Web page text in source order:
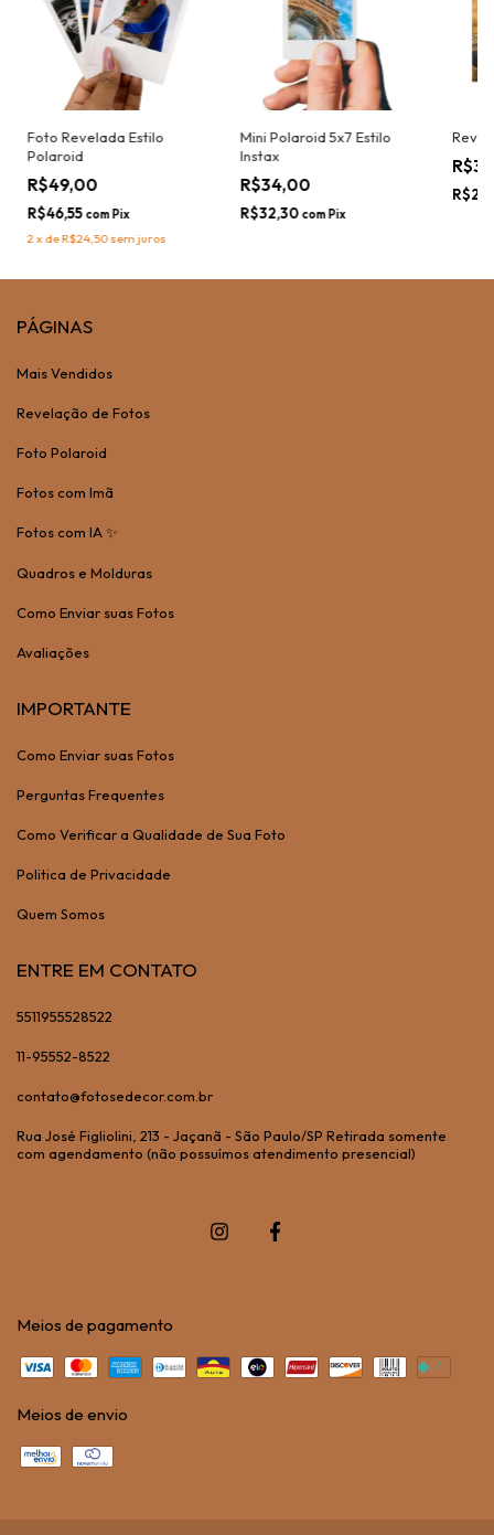
Foto Revelada Estilo
Polaroid
R$49,00
R$46,55 com Pix
2 x deR$24,50sem juros
Mini Polaroid 5x7 Estilo
Instax
R$34,00
R$32,30 com Pix
PÁGINAS
Mais Vendidos
Revelação de Fotos
Foto Polaroid
Fotos com Imã
Fotos com IA ✨
Quadros e Molduras
Como Enviar suas Fotos
Avaliações
IMPORTANTE
Como Enviar suas Fotos
Perguntas Frequentes
Como Verificar a Qualidade de Sua Foto
Politica de Privacidade
Quem Somos
ENTRE EM CONTATO
5511955528522
11-95552-8522
contato@fotosedecor.com.br
Rua José Figliolini, 213 - Jaçanã - São Paulo/SP Retirada somente
com agendamento (não possuímos atendimento presencial)
Meios de pagamento
Meios de envio